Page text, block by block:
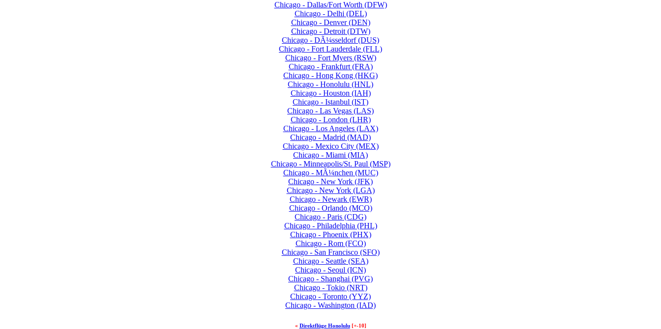
Chicago - Dallas/Fort Worth (DFW)
Chicago - Delhi (DEL)
Chicago - Denver (DEN)
Chicago - Detroit (DTW)
Chicago - DÃ¼sseldorf (DUS)
Chicago - Fort Lauderdale (FLL)
Chicago - Fort Myers (RSW)
Chicago - Frankfurt (FRA)
Chicago - Hong Kong (HKG)
Chicago - Honolulu (HNL)
Chicago - Houston (IAH)
Chicago - Istanbul (IST)
Chicago - Las Vegas (LAS)
Chicago - London (LHR)
Chicago - Los Angeles (LAX)
Chicago - Madrid (MAD)
Chicago - Mexico City (MEX)
Chicago - Miami (MIA)
Chicago - Minneapolis/St. Paul (MSP)
Chicago - MÃ¼nchen (MUC)
Chicago - New York (JFK)
Chicago - New York (LGA)
Chicago - Newark (EWR)
Chicago - Orlando (MCO)
Chicago - Paris (CDG)
Chicago - Philadelphia (PHL)
Chicago - Phoenix (PHX)
Chicago - Rom (FCO)
Chicago - San Francisco (SFO)
Chicago - Seattle (SEA)
Chicago - Seoul (ICN)
Chicago - Shanghai (PVG)
Chicago - Tokio (NRT)
Chicago - Toronto (YYZ)
Chicago - Washington (IAD)
« Direktflüge Honolulu[+-10]